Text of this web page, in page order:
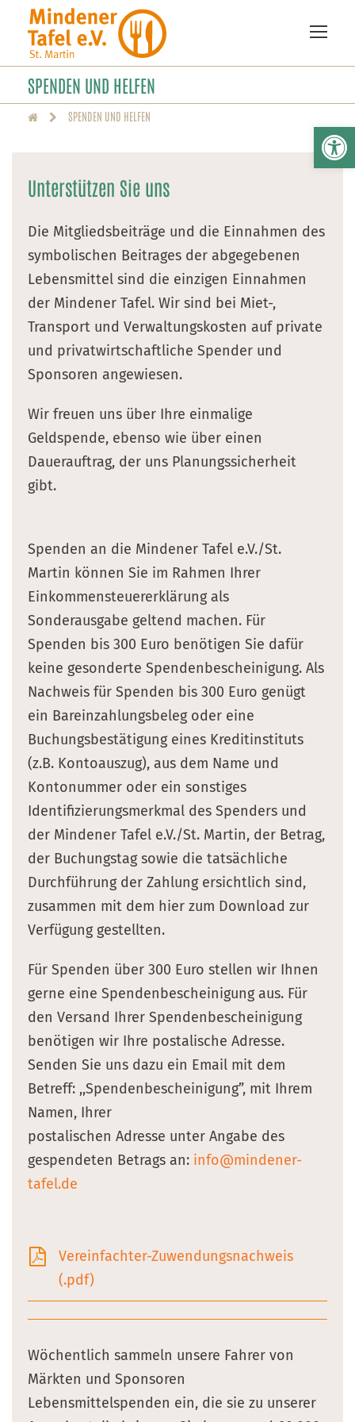
SPENDEN UND HELFEN
SPENDEN UND HELFEN
Unterstützen Sie uns
Die Mitgliedsbeiträge und die Einnahmen des
symbolischen Beitrages der abgegebenen
Lebensmittel sind die einzigen Einnahmen
der Mindener Tafel. Wir sind bei Miet-,
Transport und Verwaltungskosten auf private
und privatwirtschaftliche Spender und
Sponsoren angewiesen.
Wir freuen uns über Ihre einmalige
Geldspende, ebenso wie über einen
Dauerauftrag, der uns Planungssicherheit
gibt.
Spenden an die Mindener Tafel e.V./St.
Martin können Sie im Rahmen Ihrer
Einkommensteuererklärung als
Sonderausgabe geltend machen. Für
Spenden bis 300 Euro benötigen Sie dafür
keine gesonderte Spendenbescheinigung. Als
Nachweis für Spenden bis 300 Euro genügt
ein Bareinzahlungsbeleg oder eine
Buchungsbestätigung eines Kreditinstituts
(z.B. Kontoauszug), aus dem Name und
Kontonummer oder ein sonstiges
Identifizierungsmerkmal des Spenders und
der Mindener Tafel e.V./St. Martin, der Betrag,
der Buchungstag sowie die tatsächliche
Durchführung der Zahlung ersichtlich sind,
zusammen mit dem hier zum Download zur
Verfügung gestellten.
Für Spenden über 300 Euro stellen wir Ihnen
gerne eine Spendenbescheinigung aus. Für
den Versand Ihrer Spendenbescheinigung
benötigen wir Ihre postalische Adresse.
Senden Sie uns dazu ein Email mit dem
Betreff: ,,Spendenbescheinigung”, mit Ihrem
Namen, Ihrer
postalischen Adresse unter Angabe des
gespendeten Betrags an: info@mindener-
tafel.de
Vereinfachter-Zuwendungsnachweis
(.pdf)
Wöchentlich sammeln unsere Fahrer von
Märkten und Sponsoren
Lebensmittelspenden ein, die sie zu unserer